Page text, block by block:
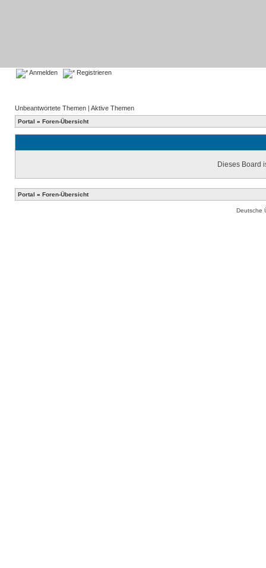
Anmelden Registrieren
Unbeantwortete Themen | Aktive Themen
Portal » Foren-Übersicht
Dieses Board
Portal » Foren-Übersicht
Deutsche